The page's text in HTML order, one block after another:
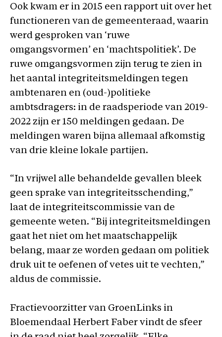
Ook kwam er in 2015 een rapport uit over het
functioneren van de gemeenteraad, waarin
werd gesproken van ‘ruwe
omgangsvormen’ en ‘machtspolitiek’. De
ruwe omgangsvormen zijn terug te zien in
het aantal integriteitsmeldingen tegen
ambtenaren en (oud-)politieke
ambtsdragers: in de raadsperiode van 2019-
2022 zijn er 150 meldingen gedaan. De
meldingen waren bijna allemaal afkomstig
van drie kleine lokale partijen.
“In vrijwel alle behandelde gevallen bleek
geen sprake van integriteitsschending,”
laat de integriteitscommissie van de
gemeente weten. “Bij integriteitsmeldingen
gaat het niet om het maatschappelijk
belang, maar ze worden gedaan om politiek
druk uit te oefenen of vetes uit te vechten,”
aldus de commissie.
Fractievoorzitter van GroenLinks in
Bloemendaal Herbert Faber vindt de sfeer